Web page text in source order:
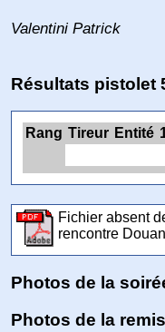
Valentini Patrick
Résultats pistolet
Rang Tireur Entité
Fichier absent
rencontre
Photos de la
Photos de la